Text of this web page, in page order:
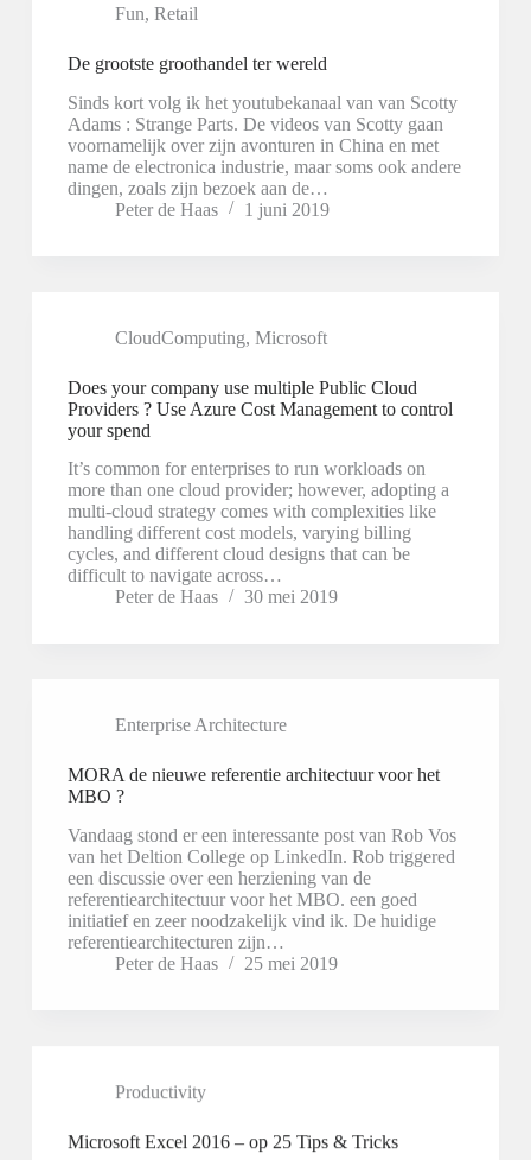
Fun, Retail
De grootste groothandel ter wereld
Sinds kort volg ik het youtubekanaal van van Scotty
Adams : Strange Parts. De videos van Scotty gaan
voornamelijk over zijn avonturen in China en met
name de electronica industrie, maar soms ook andere
dingen, zoals zijn bezoek aan de…
Peter de Haas
1 juni 2019
CloudComputing, Microsoft
Does your company use multiple Public Cloud
Providers ? Use Azure Cost Management to control
your spend
It’s common for enterprises to run workloads on
more than one cloud provider; however, adopting a
multi-cloud strategy comes with complexities like
handling different cost models, varying billing
cycles, and different cloud designs that can be
difficult to navigate across…
Peter de Haas
30 mei 2019
Enterprise Architecture
MORA de nieuwe referentie architectuur voor het
MBO ?
Vandaag stond er een interessante post van Rob Vos
van het Deltion College op LinkedIn. Rob triggered
een discussie over een herziening van de
referentiearchitectuur voor het MBO. een goed
initiatief en zeer noodzakelijk vind ik. De huidige
referentiearchitecturen zijn…
Peter de Haas
25 mei 2019
Productivity
Microsoft Excel 2016 – op 25 Tips & Tricks